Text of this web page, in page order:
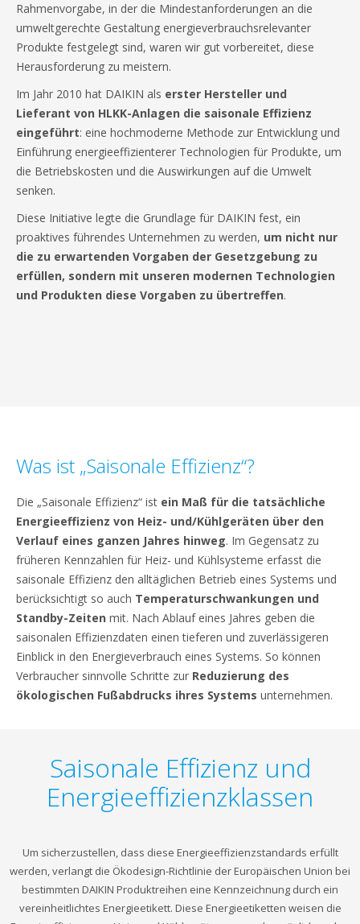
Rahmenvorgabe, in der die Mindestanforderungen an die
umweltgerechte Gestaltung energieverbrauchsrelevanter
Produkte festgelegt sind, waren wir gut vorbereitet, diese
Herausforderung zu meistern.
Im Jahr 2010 hat DAIKIN als erster Hersteller und
Lieferant von HLKK-Anlagen die saisonale Effizienz
eingeführt: eine hochmoderne Methode zur Entwicklung und
Einführung energieeffizienterer Technologien für Produkte, um
die Betriebskosten und die Auswirkungen auf die Umwelt
senken.
Diese Initiative legte die Grundlage für DAIKIN fest, ein
proaktives führendes Unternehmen zu werden, um nicht nur
die zu erwartenden Vorgaben der Gesetzgebung zu
erfüllen, sondern mit unseren modernen Technologien
und Produkten diese Vorgaben zu übertreffen.
Was ist „Saisonale Effizienz“?
Die „Saisonale Effizienz“ ist ein Maß für die tatsächliche
Energieeffizienz von Heiz- und/Kühlgeräten über den
Verlauf eines ganzen Jahres hinweg. Im Gegensatz zu
früheren Kennzahlen für Heiz- und Kühlsysteme erfasst die
saisonale Effizienz den alltäglichen Betrieb eines Systems und
berücksichtigt so auch Temperaturschwankungen und
Standby-Zeiten mit. Nach Ablauf eines Jahres geben die
saisonalen Effizienzdaten einen tieferen und zuverlässigeren
Einblick in den Energieverbrauch eines Systems. So können
Verbraucher sinnvolle Schritte zur Reduzierung des
ökologischen Fußabdrucks ihres Systems unternehmen.
Saisonale Effizienz und
Energieeffizienzklassen
Um sicherzustellen, dass diese Energieeffizienzstandards erfüllt
werden, verlangt die Ökodesign-Richtlinie der Europäischen Union bei
bestimmten DAIKIN Produktreihen eine Kennzeichnung durch ein
vereinheitlichtes Energieetikett. Diese Energieetiketten weisen die